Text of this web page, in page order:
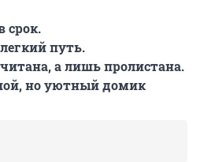
срок.
путь.
а лишь пролистана.
но уютный домик